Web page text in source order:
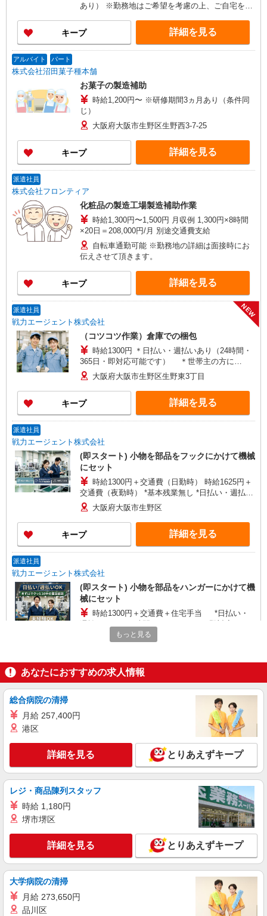
あり） ※勤務地はご希望を考慮の上、ご自宅を中
勤なし）
キープ 詳細を見る
アルバイト パート
株式会社沼田菓子種本舗
お菓子の製造補助
時給1,200円〜 ※研修期間3ヵ月あり（条件同
じ）
大阪府大阪市生野区生野西3-7-25
キープ 詳細を見る
派遣社員
株式会社フロンティア
化粧品の製造工場製造補助作業
時給1,300円〜1,500円 月収例 1,300円×8時間
×20日＝208,000円/月 別途交通費支給
自転車通勤可能 ※勤務地の詳細は面接時にお
伝えさせて頂きます。
キープ 詳細を見る
派遣社員
戦力エージェント株式会社
NEW
（コツコツ作業）倉庫での梱包
時給1300円 ＊日払い・週払いあり（24時間・
365日・即対応可能です） ＊世帯主の方に
は、、、 住宅手当3000円〜5000円、家族手当（配
偶者1万円、お子様一人5000円） ＊各規定あり
大阪府大阪市生野区生野東3丁目
キープ 詳細を見る
派遣社員
戦力エージェント株式会社
(即スタート) 小物を部品をフックにかけて機械
にセット
時給1300円＋交通費（日勤時） 時給1625円＋
交通費（夜勤時） *基本残業無し *日払い・週払い
あり（24時間・365日いつでも即対応可能） 【世
帯主補助あり】 住宅手当3000円〜5000円、家族手
当（配偶者1万円、お子様一人1万円） ＊各規定あ
り
大阪府大阪市生野区
キープ 詳細を見る
派遣社員
戦力エージェント株式会社
(即スタート) 小物を部品をハンガーにかけて機
械にセット
時給1300円＋交通費＋住宅手当 *日払い・
能） 【世帯主補助あり】 住宅手当3000円〜5000
大阪府大阪市生野区
キープ 詳細を見る
戦力エージェント株式会社
（即スタート）日用品の入出荷作業
時間・365日いつでも即対応可能） 【世帯主手
当】 住宅手当（3,000円〜5,000円）、家族手当
（配偶者1万円、お子様一人5,000円）あり
大阪府大阪市生野区巽南
キープ 詳細を見る
派遣社員
株式会社テクノ・サービス/お仕事No/0851079
袋詰め作業
時給1300円交通費全額支給
大阪府大阪市生野区
キープ 詳細を見る
もっと見る
あなたにおすすめの求人情報
総合病院の清掃
月給 257,400円
港区
詳細を見る とりあえずキープ
レジ・商品陳列スタッフ
時給 1,180円
堺市堺区
詳細を見る とりあえずキープ
大学病院の清掃
月給 273,650円
品川区